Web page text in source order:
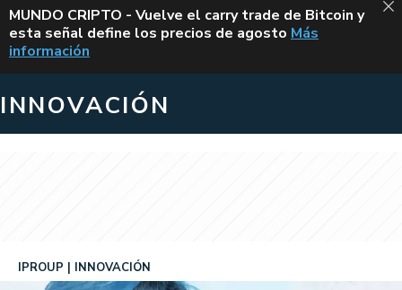
ALERTA
MUNDO CRIPTO - Vuelve el carry trade de Bitcoin y
esta señal define los precios de agosto VUELVE EL
Más
información
INNOVACIÓN
IPROUP INNOVACIÓN